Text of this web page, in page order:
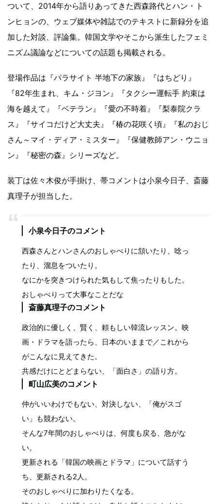
ついて、2014年から語りあってきた西森路代とハン・ト
ンヒョンの、ウェブ媒体や雑誌でのテキストに新録分を追
加した対談、評論集。韓国文学やそこから派生したフェミ
ニズム議論などについての話題も掲載される。
登場作品は『パラサイト 半地下の家族』『はちどり』
『82年生まれ、キム・ジヨン』『タクシー運転手 約束は
海を越えて』『ベテラン』『愛の不時着』『梨泰院クラ
ス』『サイコだけど大丈夫』『椿の花咲く頃』『私のおじ
さん～マイ・ディア・ミスター』『保健教師アン・ウニョ
ン』『秘密の森』シリーズなど。
装丁は佐々木俊が手掛け、帯コメントは小泉今日子、斎藤
真理子が担当した。
小泉今日子のコメント
西森さんとハンさんのおしゃべりに頷いたり、唸っ
たり、溜息をついたり。
なにかを突きつけられた気もして焦ったりもした。
おしゃべりって大事なことだな
斎藤真理子のコメント
政治的に優しく、賢く、頼もしい韓流レッスン。映
画・ドラマを語ったら、日本のいままで／これから
がこんなに見えてきた。
共感だけにとどまらない、「面白さ」の語り方。
町山広美のコメント
仲がいいわけでもない、対決しない、「俺がスゴ
い」も競わない。
そんな7年間のおしゃべりは、何度も戻る、急がな
い。
更新される「韓国の映画とドラマ」について話すう
ち、更新される2人。
そのおしゃべりに加わりたくなる。